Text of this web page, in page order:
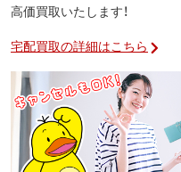
高価買取いたします！
宅配買取の詳細はこちら